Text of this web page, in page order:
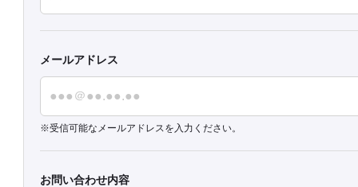
メールアドレス
受信可能なメールアドレスを入力ください。
お問い合わせ内容